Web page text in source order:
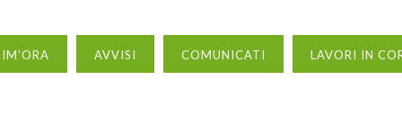
AVVISI COMUNICATI LAVORI IN